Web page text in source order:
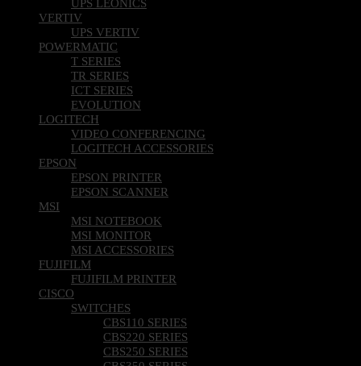
UPS LEONICS
VERTIV
UPS VERTIV
POWERMATIC
T SERIES
TR SERIES
ICT SERIES
EVOLUTION
LOGITECH
VIDEO CONFERENCING
LOGITECH ACCESSORIES
EPSON
EPSON PRINTER
EPSON SCANNER
MSI
MSI NOTEBOOK
MSI MONITOR
MSI ACCESSORIES
FUJIFILM
FUJIFILM PRINTER
CISCO
SWITCHES
CBS110 SERIES
CBS220 SERIES
CBS250 SERIES